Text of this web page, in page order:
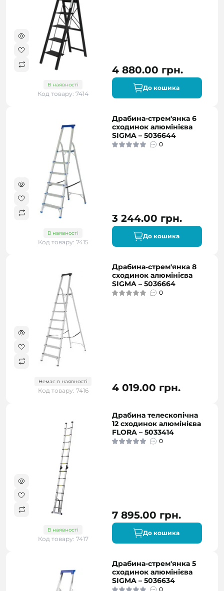
В наявності
Код товару: 7414
4 880.00 грн.
До кошика
В наявності
Код товару: 7415
Драбина-стрем'янка 6
сходинок алюмінієва
SIGMA – 5036644
0
3 244.00 грн.
До кошика
Немає в наявності
Код товару: 7416
Драбина-стрем'янка 8
сходинок алюмінієва
SIGMA – 5036664
0
4 019.00 грн.
В наявності
Код товару: 7417
Драбина телескопічна
12 сходинок алюмінієва
FLORA – 5033414
0
7 895.00 грн.
До кошика
Драбина-стрем'янка 5
сходинок алюмінієва
SIGMA – 5036634
0